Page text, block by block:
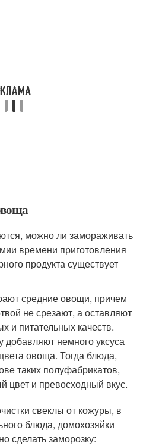
можно ли замораживать
времени приготовления
продукта существует
средние овощи, причем
не срезают, а оставляют
и питательных качеств.
добавляют немного уксуса
овоща. Тогда блюда,
таких полуфабрикатов,
цвет и превосходный вкус.
свеклы от кожуры, в
блюда, домохозяйки
сделать заморозку: